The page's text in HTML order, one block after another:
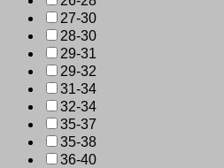
27-30
28-30
29-31
29-32
31-34
32-34
35-37
35-38
36-40